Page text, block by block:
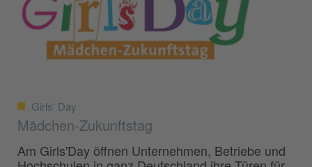
Girls' Day
Mädchen-Zukunftstag
Am Girls'Day öffnen Unternehmen, Betriebe und